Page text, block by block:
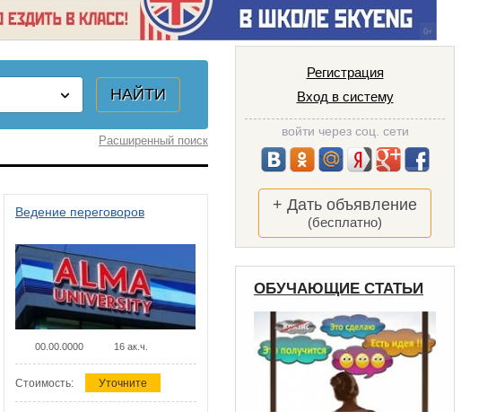
Расширенный поиск
Ведение переговоров
00.00.0000 16 ак.ч.
Стоимость: Уточните
Регистрация
Вход в систему
войти через соц. сети
+ Дать объявление
(бесплатно)
ОБУЧАЮЩИЕ СТАТЬИ